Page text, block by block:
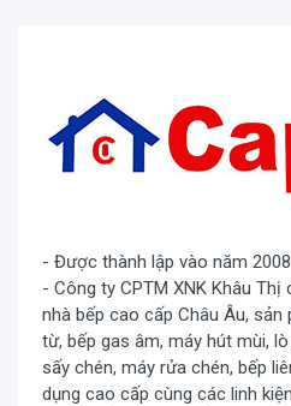
biến đổi tần số (Hz), cường độ
(V) để dùng đúng theo mục
dễ dàng tăng hoặc giảm công
của các sản phẩm có sử
lạnh, hay tủ lạnh, để tối ưu và
dụng trong tầm kiểm soát,
công suất phù hợp để không
năng. Bếp từinvertercó cảm
- Được thành lập vào năm 2008
- Công ty CPTM XNK Khâu
nhà bếp cao cấp Châu Âu,
từ, bếp gas âm, máy hút mùi,
sấy chén, máy rửa chén, bếp
dụng cao cấp cùng các linh